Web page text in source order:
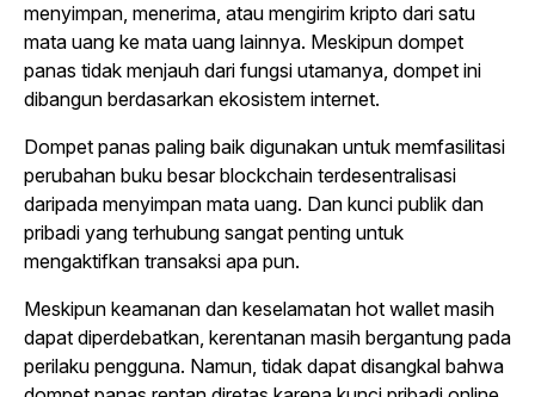
menyimpan, menerima, atau mengirim kripto dari satu
mata uang ke mata uang lainnya. Meskipun dompet
panas tidak menjauh dari fungsi utamanya, dompet ini
dibangun berdasarkan ekosistem internet.
Dompet panas paling baik digunakan untuk memfasilitasi
perubahan buku besar blockchain terdesentralisasi
daripada menyimpan mata uang. Dan kunci publik dan
pribadi yang terhubung sangat penting untuk
mengaktifkan transaksi apa pun.
Meskipun keamanan dan keselamatan hot wallet masih
dapat diperdebatkan, kerentanan masih bergantung pada
perilaku pengguna. Namun, tidak dapat disangkal bahwa